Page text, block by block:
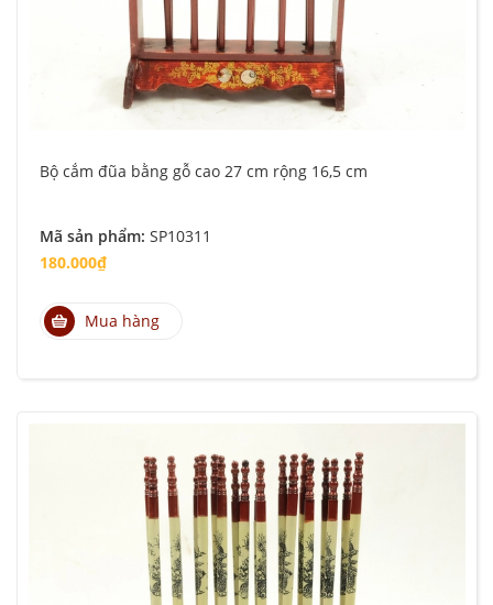
Bộ cắm đũa bằng gỗ cao 27 cm rộng 16,5 cm
Mã sản phẩm: SP10311
180.000₫
Mua hàng